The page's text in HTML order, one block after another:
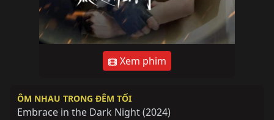
Xem phim
ÔM NHAU TRONG ĐÊM TỐI
Embrace in the Dark Night(2024)